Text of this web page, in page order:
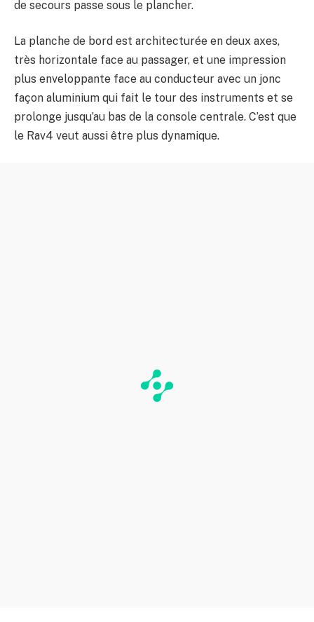
de secours passe sous le plancher.
La planche de bord est architecturée en deux axes,
très horizontale face au passager, et une impression
plus enveloppante face au conducteur avec un jonc
façon aluminium qui fait le tour des instruments et se
prolonge jusqu’au bas de la console centrale. C’est que
le Rav4 veut aussi être plus dynamique.